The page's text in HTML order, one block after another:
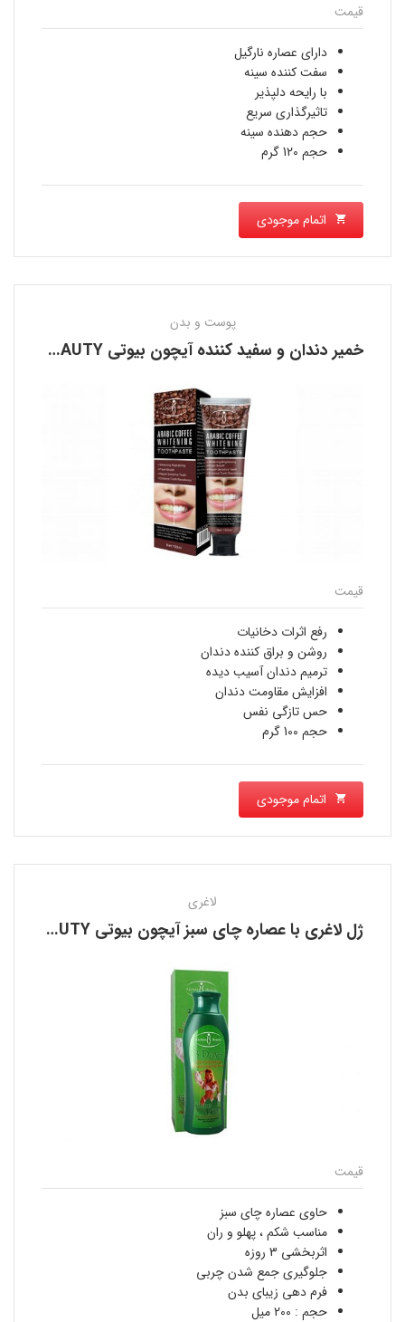
قیمت
دارای عصاره نارگیل
سفت کننده سینه
با رایحه دلپذیر
تاثیرگذاری سریع
حجم دهنده سینه
حجم 120 گرم
اتمام موجودی
پوست و بدن
خمیر دندان و سفید کننده آیچون بیوتی AICHUN BEAUTY
قیمت
رفع اثرات دخانیات
روشن و براق کننده دندان
ترمیم دندان آسیب دیده
افزایش مقاومت دندان
حس تازگی نفس
حجم 100 گرم
اتمام موجودی
لاغری
ژل لاغری با عصاره چای سبز آیچون بیوتی AICHUN BEAUTY
قیمت
حاوی عصاره چای سبز
مناسب شکم ، پهلو و ران
اثربخشی 3 روزه
جلوگیری جمع شدن چربی
فرم دهی زیبای بدن
حجم : 200 میل